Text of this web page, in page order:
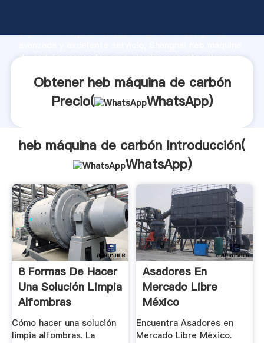
capacidad de producción, fuerza de investigación
de carbón proveedor crea el valor y aporta valores a
Obtener heb máquina de carbón
Precio(
WhatsApp)
heb máquina de carbón Introducción(
WhatsApp)
8 Formas De Hacer
Una Solución Limpia
Alfombras
Cómo hacer una solución
limpia alfombras. La
Asadores En
Mercado Libre
México
Encuentra Asadores en
Mercado Libre México.